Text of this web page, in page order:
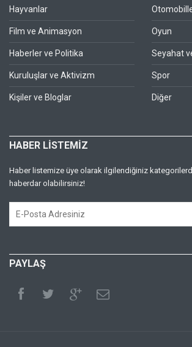
Hayvanlar
Film ve Animasyon
Haberler ve Politika
Kuruluşlar ve Aktivizm
Kişiler ve Bloglar
Oyun
Seyahat
Spor
Diğer
HABER LİSTEMİZ
Haber listemize üye olarak ilgilendiğiniz
haberdar olabilirsiniz!
PAYLAŞ